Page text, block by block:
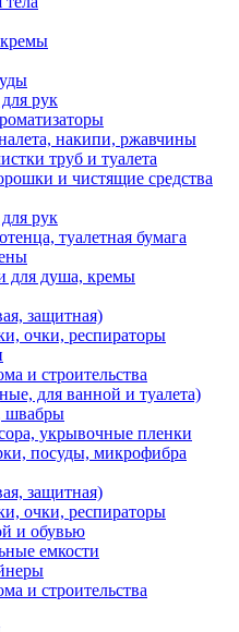
рук
накипи, ржавчины
труб и туалета
и чистящие средства
рук
туалетная бумага
для душа, кремы
защитная)
очки, респираторы
и строительства
для ванной и туалета)
швабры
укрывочные пленки
посуды, микрофибра
защитная)
очки, респираторы
и обувью
емкости
и строительства